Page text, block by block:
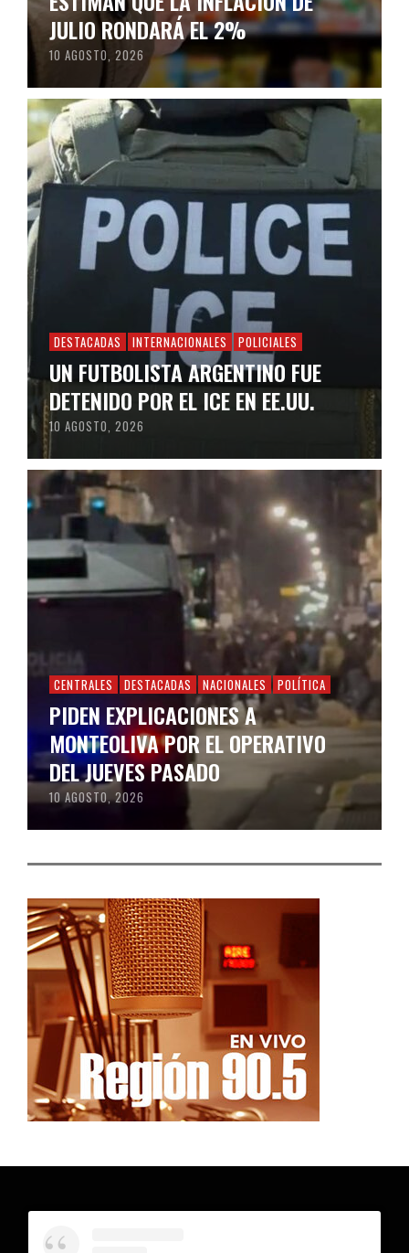
JULIO RONDARÁ EL 2%
10 AGOSTO, 2026
DESTACADAS INTERNACIONALES POLICIALES
UN FUTBOLISTA ARGENTINO FUE
DETENIDO POR EL ICE EN EE.UU.
10 AGOSTO, 2026
CENTRALES DESTACADAS NACIONALES POLÍTICA
PIDEN EXPLICACIONES A
MONTEOLIVA POR EL OPERATIVO
DEL JUEVES PASADO
10 AGOSTO, 2026